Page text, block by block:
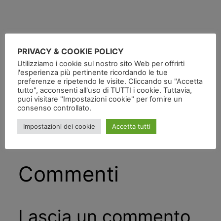
Pubblicatoin
da
Tag:
Commenti
Lascia un commento
PRIVACY & COOKIE POLICY
Utilizziamo i cookie sul nostro sito Web per offrirti
l'esperienza più pertinente ricordando le tue
preferenze e ripetendo le visite. Cliccando su "Accetta
tutto", acconsenti all'uso di TUTTI i cookie. Tuttavia,
puoi visitare "Impostazioni cookie" per fornire un
consenso controllato.
Impostazioni dei cookie Accetta tutti